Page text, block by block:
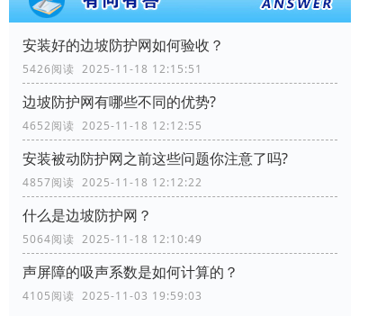
安装好的边坡防护网如何验收？
5426阅读 2025-11-18 12:15:51
边坡防护网有哪些不同的优势?
4652阅读 2025-11-18 12:12:55
安装被动防护网之前这些问题你注意了吗?
4857阅读 2025-11-18 12:12:22
什么是边坡防护网？
5064阅读 2025-11-18 12:10:49
声屏障的吸声系数是如何计算的？
4105阅读 2025-11-03 19:59:03